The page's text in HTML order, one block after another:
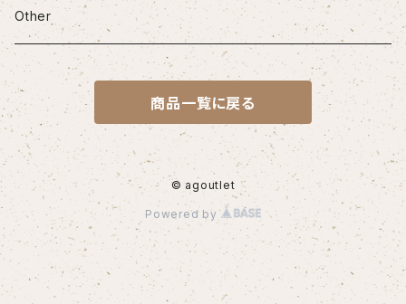
iPhone12Pro Max
iPhone13
iPhone13Pro
iPhone13Pro Max
iPhone14
iPhone14Pro
Other
商品一覧に戻る
© agoutlet
Powered by